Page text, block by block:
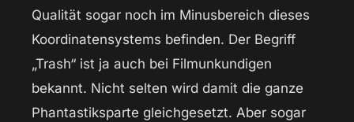
Qualität sogar noch im Minusbereich dieses
Koordinatensystems befinden. Der Begriff
„Trash“ ist ja auch bei Filmunkundigen
bekannt. Nicht selten wird damit die ganze
Phantastiksparte gleichgesetzt. Aber sogar